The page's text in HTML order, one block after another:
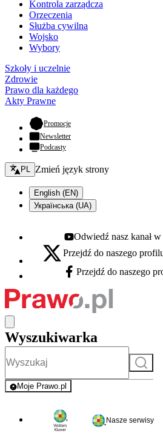
Kontrola zarządcza
Orzeczenia
Służba cywilna
Wojsko
Wybory
Szkoły i uczelnie
Zdrowie
Prawo dla każdego
Akty Prawne
Promocje- otwiera się w nowej karcie
Newsletter
Podcasty
Zmień język - bieżący:
PL Zmień język strony
English (EN)
Українська (UA)
Youtube - otwiera się w nowej
Odwiedź nasz kanał
X - otwiera się w nowej karcie
Przejdź do naszego
Facebook - otwiera się w nowej
Przejdź do naszego
Wyszukiwarka
Szukaj
Moje Prawo.pl
- rejestracja i logowanie do serwisu
Nasze serwisy